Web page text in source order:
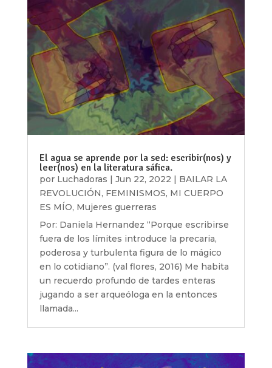
El agua se aprende por la sed: escribir(nos) y
leer(nos) en la literatura sáfica.
por Luchadoras | Jun 22, 2022 | BAILAR LA
REVOLUCIÓN, FEMINISMOS, MI CUERPO
ES MÍO, Mujeres guerreras
Por: Daniela Hernandez “Porque escribirse
fuera de los límites introduce la precaria,
poderosa y turbulenta figura de lo mágico
en lo cotidiano”. (val flores, 2016) Me habita
un recuerdo profundo de tardes enteras
jugando a ser arqueóloga en la entonces
llamada...